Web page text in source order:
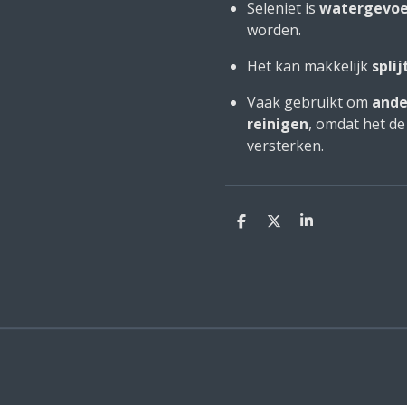
Seleniet is
worden.
Het kan makkelijk
Vaak gebruikt om
reinigen, omdat het
versterken.
D
D
S